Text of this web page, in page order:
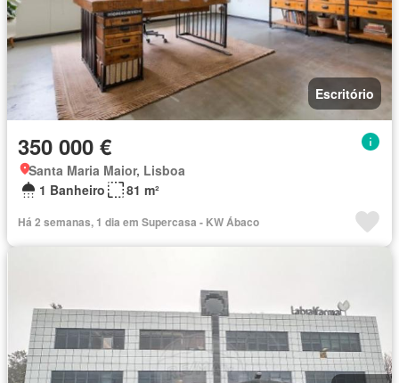
Escritório
350 000 €
Santa Maria Maior, Lisboa
1 Banheiro
81 m²
Há 2 semanas, 1 dia em Supercasa - KW Ábaco